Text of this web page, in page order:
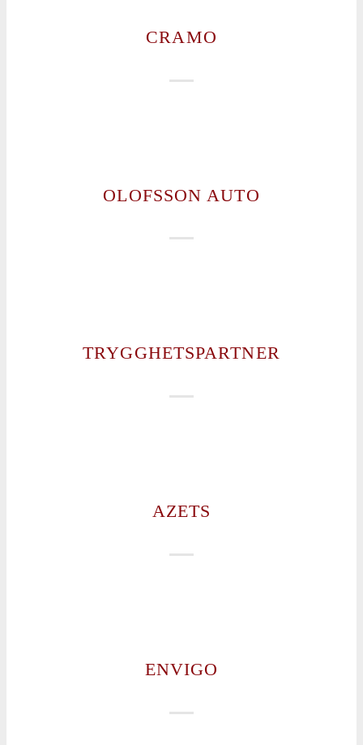
CRAMO
OLOFSSON AUTO
TRYGGHETSPARTNER
AZETS
ENVIGO